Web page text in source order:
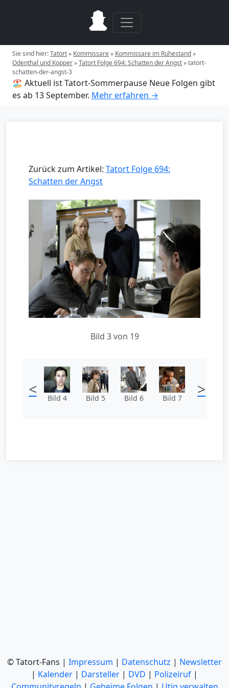
Sie sind hier:Tatort» Kommissare» Kommissare im Ruhestand»
Odenthal und Kopper»Tatort Folge 694: Schatten der Angst»tatort-
schatten-der-angst-3
🏖️ Aktuell ist Tatort-Sommerpause Neue Folgen gibt
es ab 13 September. Mehr erfahren →
Zurück zum Artikel: Tatort Folge 694:
Schatten der Angst
Bild 3 von 19
< Bild 4 Bild 5 Bild 6 Bild 7 >
© Tatort-Fans | Impressum | Datenschutz | Newsletter
| Kalender | Darsteller | DVD | Polizeiruf |